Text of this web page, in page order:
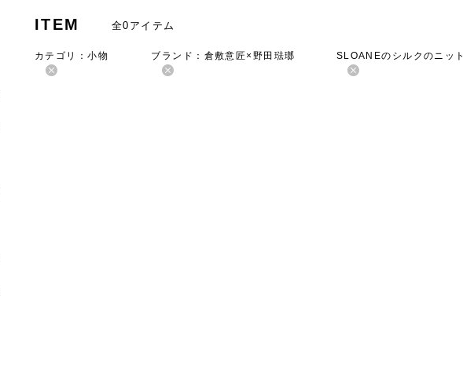
ITEM 全0アイテム
カテゴリ：小物 ブランド：倉敷意匠×野田琺瑯 SLOANEのシルクのニット